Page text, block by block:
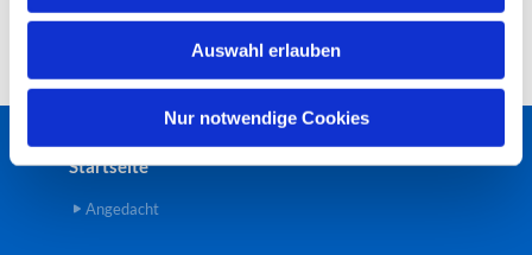
l
Auswahl erlauben
Nur notwendige Cookies
Startseite
Angedacht